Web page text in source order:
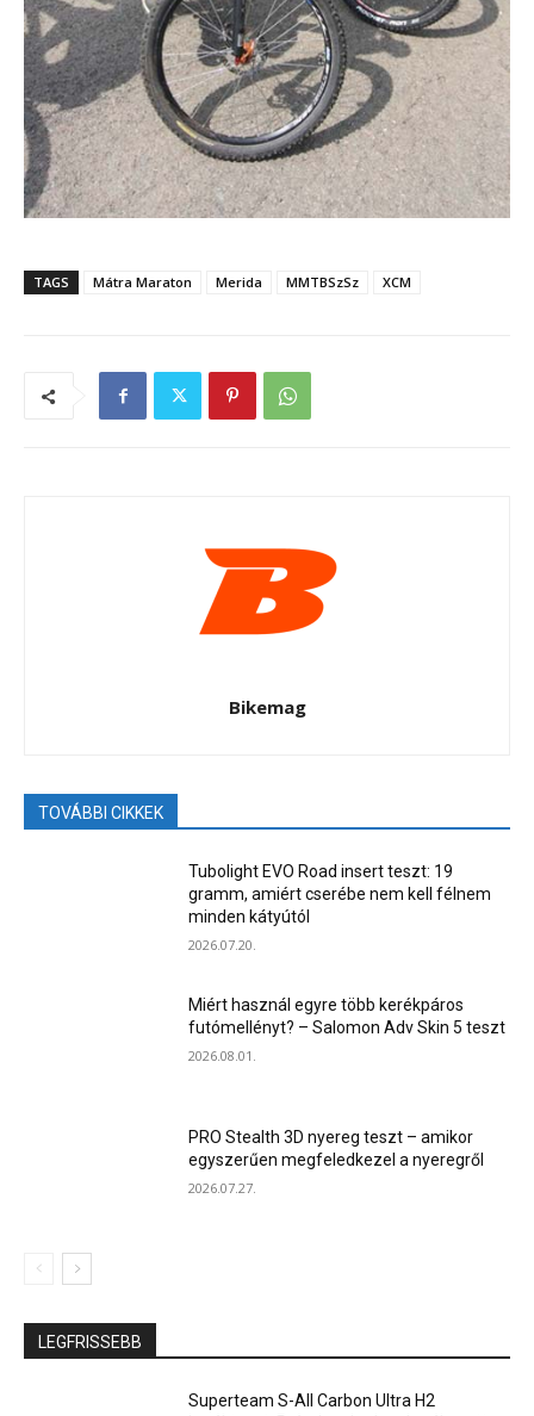
TAGS Mátra Maraton Merida MMTBSzSz XCM
Bikemag
TOVÁBBI CIKKEK
Tubolight EVO Road insert teszt: 19
gramm, amiért cserébe nem kell félnem
minden kátyútól
2026.07.20.
Miért használ egyre több kerékpáros
futómellényt? – Salomon Adv Skin 5 teszt
2026.08.01.
PRO Stealth 3D nyereg teszt – amikor
egyszerűen megfeledkezel a nyeregről
2026.07.27.
LEGFRISSEBB
Superteam S-All Carbon Ultra H2